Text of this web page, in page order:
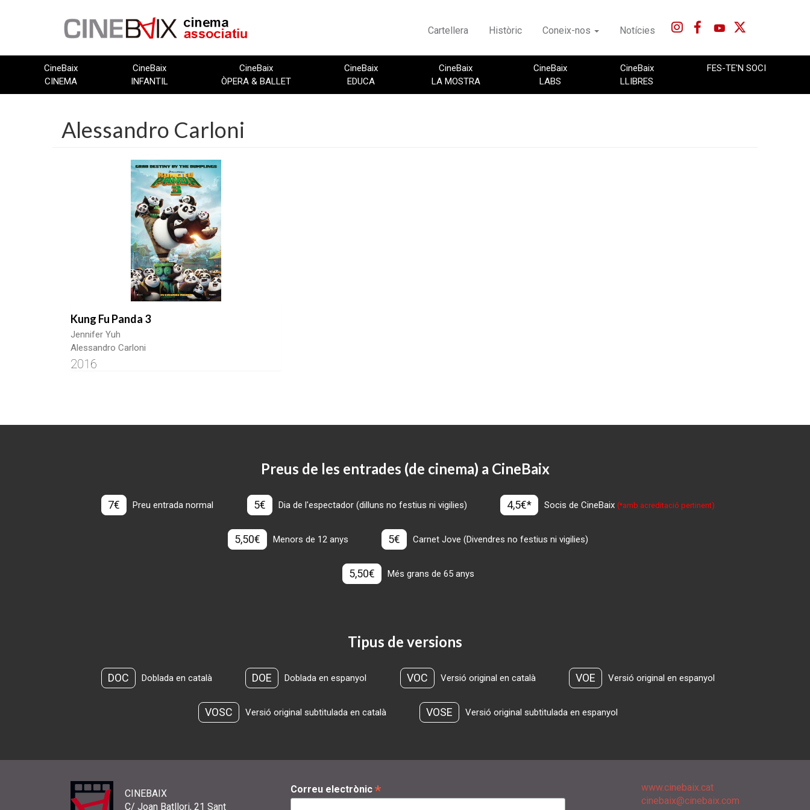
Cartellera Històric Coneix-nos Notícies
CineBaix
CINEMA
CineBaix
INFANTIL
CineBaix
ÒPERA & BALLET
CineBaix
EDUCA
CineBaix
LA MOSTRA
CineBaix
LABS
CineBaix
LLIBRES
FES-TE'N SOCI
Alessandro Carloni
Kung Fu Panda 3
Jennifer Yuh
Alessandro Carloni
2016
Preus de les entrades (de cinema) a CineBaix
7€ Preu entrada normal 5€ Dia de l'espectador (dilluns no festius ni vigilies) 4,5€* Socis de CineBaix(*amb acreditació pertinent)
5,50€ Menors de 12 anys 5€ Carnet Jove (Divendres no festius ni vigilies)
5,50€ Més grans de 65 anys
Tipus de versions
DOC Doblada en català DOE Doblada en espanyol VOC Versió original en català VOE Versió original en espanyol
VOSC Versió original subtitulada en català VOSE Versió original subtitulada en espanyol
CINEBAIX
C/ Joan Batllori, 21 Sant
Correu electrònic *
www.cinebaix.cat
cinebaix@cinebaix.com